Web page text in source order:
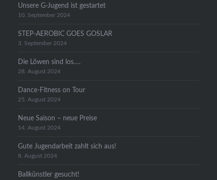
Unsere G-Jugend ist gestartet
10. September 2024
STEP-AEROBIC GOES GOSLAR
3. September 2024
Die Löwen sind los….
28. August 2024
Dance-Fitness on Tour
25. August 2024
Neue Saison – neue Preise
14. August 2024
Gute Jugendarbeit zahlt sich aus!
8. August 2024
Ballkünstler gesucht!